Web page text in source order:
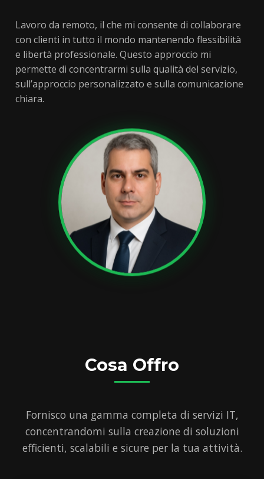
Lavoro da remoto, il che mi consente di collaborare
con clienti in tutto il mondo mantenendo flessibilità
e libertà professionale. Questo approccio mi
permette di concentrarmi sulla qualità del servizio,
sull’approccio personalizzato e sulla comunicazione
chiara.
Cosa Offro
Fornisco una gamma completa di servizi IT,
concentrandomi sulla creazione di soluzioni
efficienti, scalabili e sicure per la tua attività.